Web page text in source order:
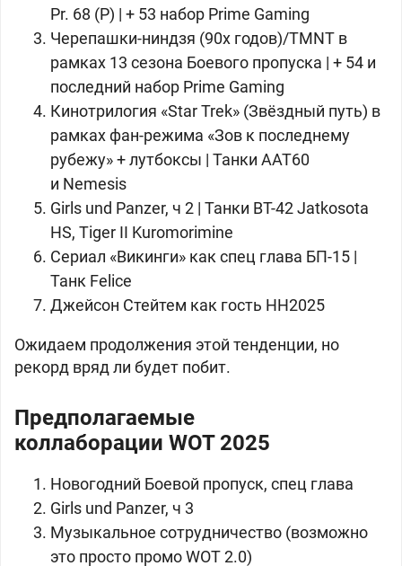
Pr. 68 (P) | + 53 набор Prime Gaming
Черепашки-ниндзя (90x годов)/TMNT в
рамках 13 сезона Боевого пропуска | + 54 и
последний набор Prime Gaming
Кинотрилогия «Star Trek» (Звёздный путь) в
рамках фан-режима «Зов к последнему
рубежу» + лутбоксы | Танки AAT60
и Nemesis
Girls und Panzer, ч 2 | Танки BT-42 Jatkosota
HS, Tiger II Kuromorimine
Сериал «Викинги» как спец глава БП-15 |
Танк Felice
Джейсон Стейтем как гость НН2025
Ожидаем продолжения этой тенденции, но
рекорд вряд ли будет побит.
Предполагаемые
коллаборации WOT 2025
Новогодний Боевой пропуск, спец глава
Girls und Panzer, ч 3
Музыкальное сотрудничество (возможно
это просто промо WOT 2.0)